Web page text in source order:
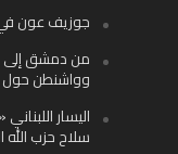
جوزيف عون في
من دمشق إلى
وواشنطن حول
اليسار
سلاح حزب الله